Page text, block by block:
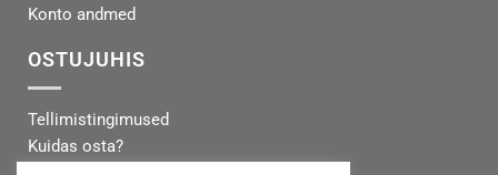
Konto andmed
OSTUJUHIS
Tellimistingimused
Kuidas osta?